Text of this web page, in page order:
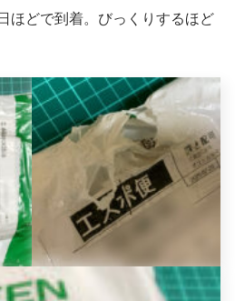
ほどで到着。びっくりするほど